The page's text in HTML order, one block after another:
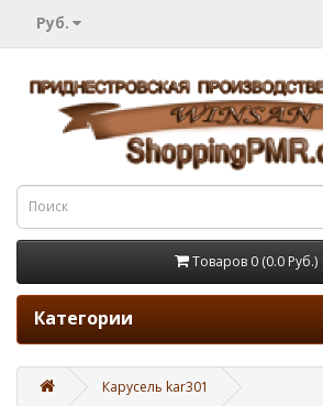
Руб.
Товаров 0 (0.0 Руб.)
Категории
Карусель kar301